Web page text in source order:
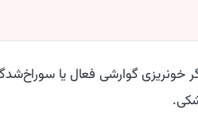
خونریزی گوارشی فعال یا